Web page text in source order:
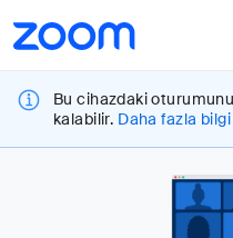
Erişilebilirliğe
Genel
Bu cihazdaki
kalabilir. Daha fazla bilgi